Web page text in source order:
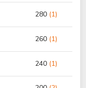
280 (1)
260 (1)
240 (1)